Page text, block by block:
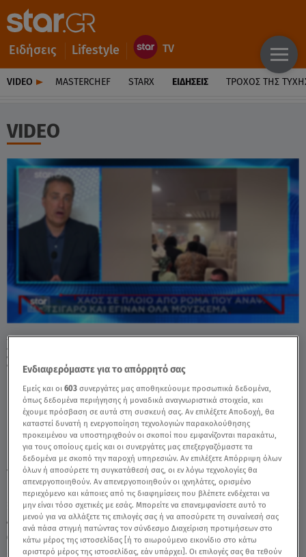
Ειδήσεις Lifestyle
VIDEO MASTERCHEF STARX ΕΙΔΉΣΕΙΣ ΤΡΟΧΌΣ ΤΗΣ
VIDEO
Δευτέρα 10 Αυγούστου 2026
26.04.26, 22:43 ΕΛΛΑΔΑ
Χάος Σε Πλοίο: Τσιγάρο Ενεργοποίησε Το
Σύστημα Πυρόσβεσης - Video
TAGS: ΠΛΟΙΟ ΤΣΙΓΑΡΟ ΔΕΛΤΙΟ ΕΙΔΗΣΕΩΝ STAR
Ενδιαφερόμαστε για το απόρρητό σας
Εμείς και οι603 συνεργάτες μας αποθηκεύουμε προσωπικά δεδομένα,
όπως δεδομένα περιήγησης ή μοναδικά αναγνωριστικά στοιχεία, και
έχουμε πρόσβαση σε αυτά στη συσκευή σας. Αν επιλέξετε Αποδοχή, θα
καταστεί δυνατή η ενεργοποίηση τεχνολογιών παρακολούθησης
προκειμένου να υποστηριχθούν οι σκοποί που εμφανίζονται παρακάτω,
για τους οποίους εμείς και οι συνεργάτες μας επεξεργαζόμαστε τα
δεδομένα με σκοπό την παροχή υπηρεσιών. Αν επιλέξετε Απόρριψη όλων
όλων ή αποσύρετε τη συγκατάθεσή σας, οι εν λόγω τεχνολογίες θα
απενεργοποιηθούν. Αν απενεργοποιηθούν οι ιχνηλάτες, ορισμένο
περιεχόμενο και κάποιες από τις διαφημίσεις που βλέπετε ενδέχεται να
μην είναι τόσο σχετικές με εσάς. Μπορείτε να επανεμφανίσετε αυτό το
μενού για να αλλάξετε τις επιλογές σας ή να αποσύρετε τη συναίνεσή σας
ανά πάσα στιγμή πατώντας τον σύνδεσμο Διαχείριση προτιμήσεων στο
κάτω μέρος της ιστοσελίδας [ή το αιωρούμενο εικονίδιο στο κάτω
αριστερό μέρος της ιστοσελίδας, εάν υπάρχει]. Οι επιλογές σας θα τεθούν